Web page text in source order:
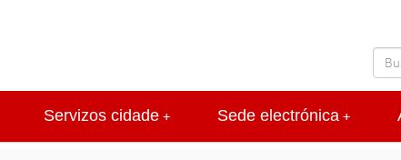
+
Servizos cidade +
Sede electrónica